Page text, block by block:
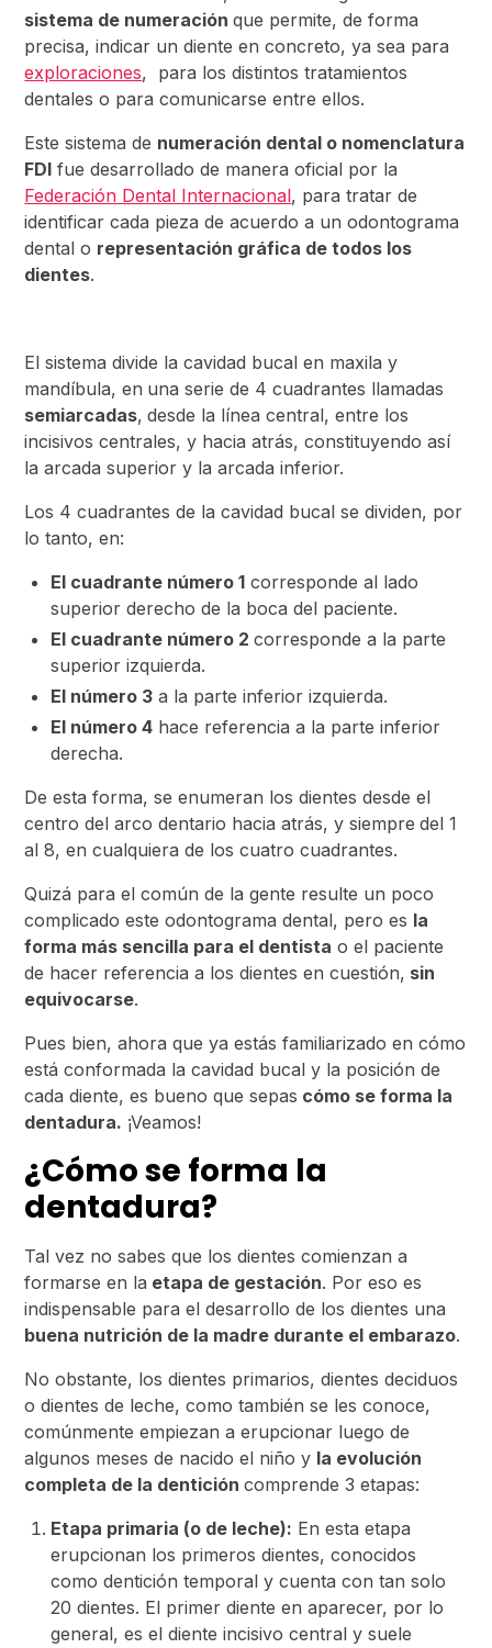
sistema de numeraciónque permite, de forma
precisa, indicar un diente en concreto, ya sea para
exploraciones, para los distintos tratamientos
dentales o para comunicarse entre ellos.
Este sistema de numeración dental o nomenclatura
FDI fue desarrollado de manera oficial por la
Federación Dental Internacional, para tratar de
identificar cada pieza de acuerdo a un odontograma
dental o representación gráfica de todos los
dientes.
El sistema divide la cavidad bucal en maxila y
mandíbula, en una serie de 4 cuadrantes llamadas
semiarcadas, desde la línea central, entre los
incisivos centrales, y hacia atrás, constituyendo así
la arcada superior y la arcada inferior.
Los 4 cuadrantes de la cavidad bucal se dividen, por
lo tanto, en:
El cuadrante número 1 corresponde al lado
superior derecho de la boca del paciente.
El cuadrante número 2corresponde a la parte
superior izquierda.
El número 3 a la parte inferior izquierda.
El número 4 hace referencia a la parte inferior
derecha.
De esta forma, se enumeran los dientes desde el
centro del arco dentario hacia atrás, y siempre del 1
al 8, en cualquiera de los cuatro cuadrantes.
Quizá para el común de la gente resulte un poco
complicado este odontograma dental, pero es la
forma más sencilla para el dentista o el paciente
de hacer referencia a los dientes en cuestión, sin
equivocarse.
Pues bien, ahora que ya estás familiarizado en cómo
está conformada la cavidad bucal y la posición de
cada diente, es bueno que sepas cómo se forma la
dentadura. ¡Veamos!
¿Cómo se forma la
dentadura?
Tal vez no sabes que los dientes comienzan a
formarse en la etapa de gestación. Por eso es
indispensable para el desarrollo de los dientes una
buena nutrición de la madre durante el embarazo.
No obstante, los dientes primarios, dientes deciduos
o dientes de leche, como también se les conoce,
comúnmente empiezan a erupcionar luego de
algunos meses de nacido el niño y la evolución
completa de la denticióncomprende 3 etapas:
Etapa primaria (o de leche): En esta etapa
erupcionan los primeros dientes, conocidos
como dentición temporal y cuenta con tan solo
20 dientes. El primer diente en aparecer, por lo
general, es el diente incisivo central y suele